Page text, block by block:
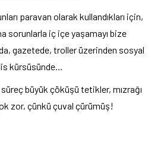
paravan olarak kullandıkları için,
sorunlarla iç içe yaşamayı bize
gazetede, troller üzerinden sosyal
kürsüsünde…
büyük çöküşü tetikler, mızrağı
zor, çünkü çuval çürümüş!